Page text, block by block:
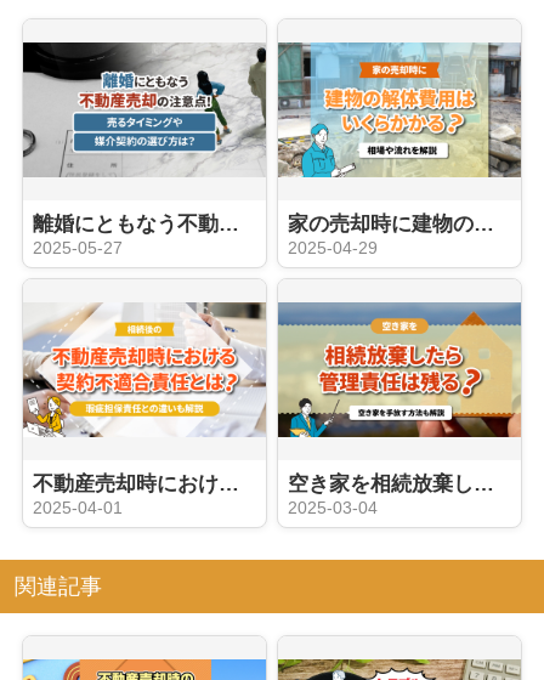
離婚にともなう不動産売却の注意点！売るタイミングや媒介契約の選び方は？
2025-05-27
家の売却時に建物の解体費用はいくらかかる？相場や流れを解説
2025-04-29
不動産売却時における契約不適合責任とは？瑕疵担保責任との違いも解説
2025-04-01
空き家を相続放棄したら管理責任は残る？空き家を手放す方法も解説
2025-03-04
関連記事